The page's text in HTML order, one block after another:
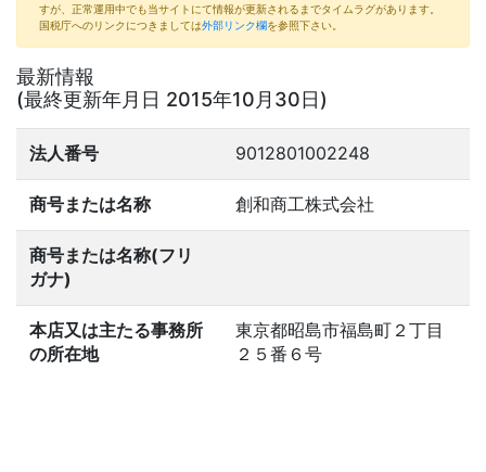
すが、正常運用中でも当サイトにて情報が更新されるまでタイムラグがあります。
国税庁へのリンクにつきましては外部リンク欄を参照下さい。
最新情報
(最終更新年月日 2015年10月30日)
法人番号 9012801002248
商号または名称 創和商工株式会社
商号または名称(フリ
ガナ)
本店又は主たる事務所
の所在地
東京都昭島市福島町２丁目
２５番６号